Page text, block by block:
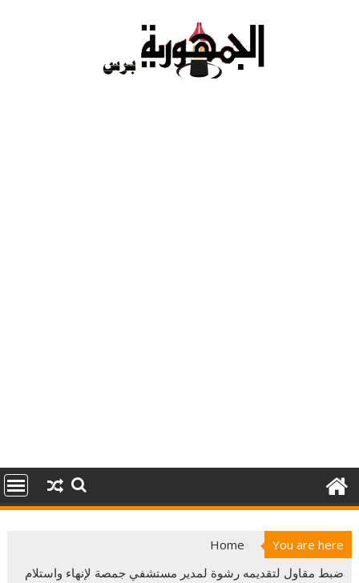
You are here
Home
ضبط مقاول لتقديمه رشوة لمدير مستشفي جمصة لإنهاء واستلام